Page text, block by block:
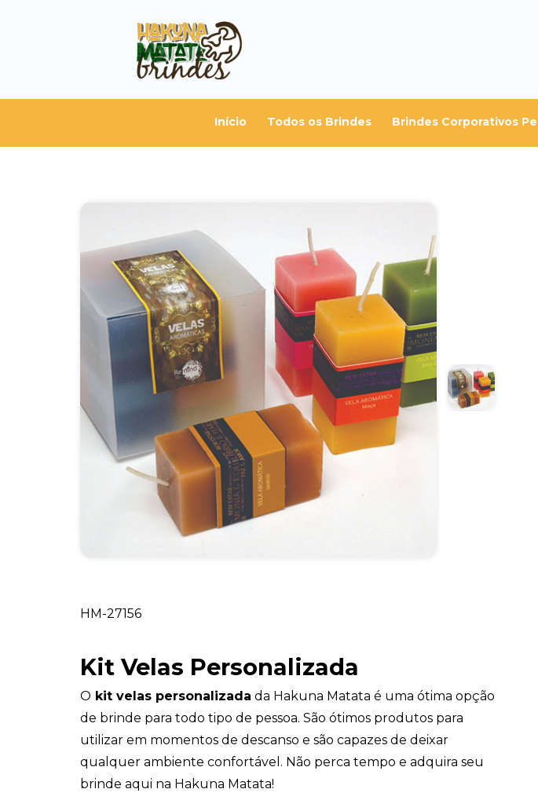
Início Todos os Brindes Brindes Corporativos
HM-27156
Kit Velas Personalizada
O kit velas personalizada da Hakuna Matata é uma ótima opção
de brinde para todo tipo de pessoa. São ótimos produtos para
utilizar em momentos de descanso e são capazes de deixar
qualquer ambiente confortável. Não perca tempo e adquira seu
brinde aqui na Hakuna Matata!